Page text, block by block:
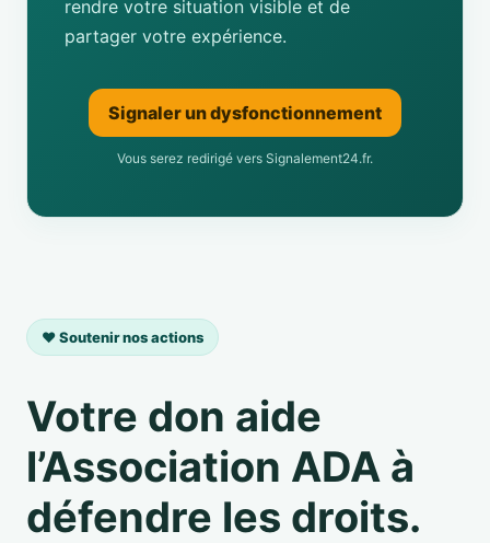
rendre votre situation visible et de
partager votre expérience.
Signaler un dysfonctionnement
Vous serez redirigé vers Signalement24.fr.
❤️ Soutenir nos actions
Votre don aide
l’Association ADA à
défendre les droits.